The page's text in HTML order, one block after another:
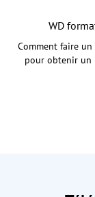
WD
Comment faire
pour obtenir un